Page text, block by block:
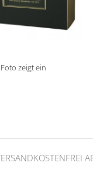
zeigt ein